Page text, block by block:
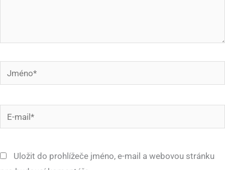
Jméno*
mail*
Uložit do prohlížeče jméno, e-mail a webovou stránku